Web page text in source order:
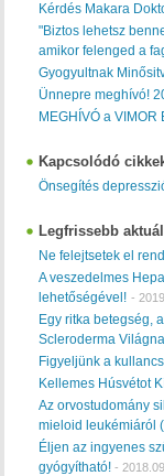
Kérdés Makara
"Biztos lehetsz
amikor felenged a
Gyogyultnak
Ünnepre meghívó!
MEGHÍVÓ a
Kapcsolódó
Önsegítés
Legfrissebb
Ne felejtsetek el
A veszedelmes
lehetőségével! -
Egy ritka betegség,
Scleroderma
Figyeljünk a
Kellemes Húsvétot
Az orvostudomány
mieloid leukémiáról
Éljen az ingyenes
gyógyítható!-